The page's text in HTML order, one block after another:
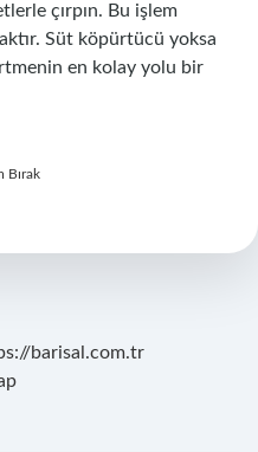
çırpın. Bu işlem
Süt köpürtücü yoksa
en kolay yolu bir
Bırak
barisal.com.tr